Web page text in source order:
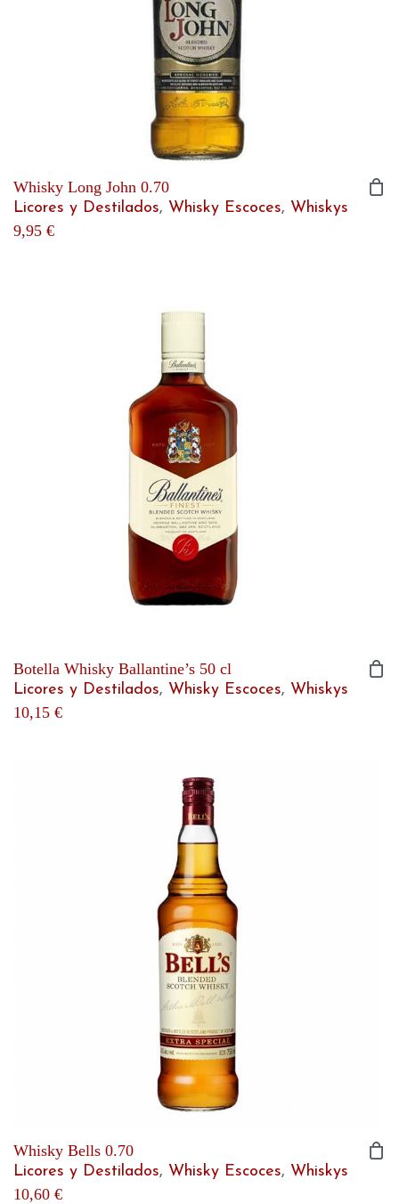
Whisky Long John 0.70
Licores y Destilados, Whisky Escoces, Whiskys
9,95 €
Botella Whisky Ballantine’s 50 cl
Licores y Destilados, Whisky Escoces, Whiskys
10,15 €
Whisky Bells 0.70
Licores y Destilados, Whisky Escoces, Whiskys
10,60 €